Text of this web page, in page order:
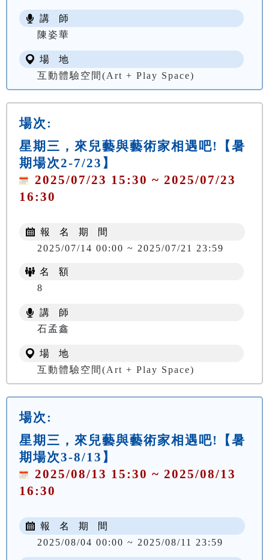
講 師
陳姿華
場 地
互動體驗空間(Art + Play Space)
場次:
星期三，來兒藝與藝術家相遇吧!【暑
期場次2-7/23】
2025/07/23 15:30 ~ 2025/07/23
16:30
報 名 期 間
2025/07/14 00:00 ~ 2025/07/21 23:59
名 額
8
講 師
石孟鑫
場 地
互動體驗空間(Art + Play Space)
場次:
星期三，來兒藝與藝術家相遇吧!【暑
期場次3-8/13】
2025/08/13 15:30 ~ 2025/08/13
16:30
報 名 期 間
2025/08/04 00:00 ~ 2025/08/11 23:59